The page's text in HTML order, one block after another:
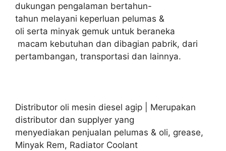
dukungan pengalaman bertahun-
tahun melayani keperluan pelumas &
oli serta minyak gemuk untuk beraneka
macam kebutuhan dan dibagian pabrik, dari
pertambangan, transportasi dan lainnya.
Distributor oli mesin diesel agip | Merupakan
distributor dan supplyer yang
menyediakan penjualan pelumas & oli, grease,
Minyak Rem, Radiator Coolant